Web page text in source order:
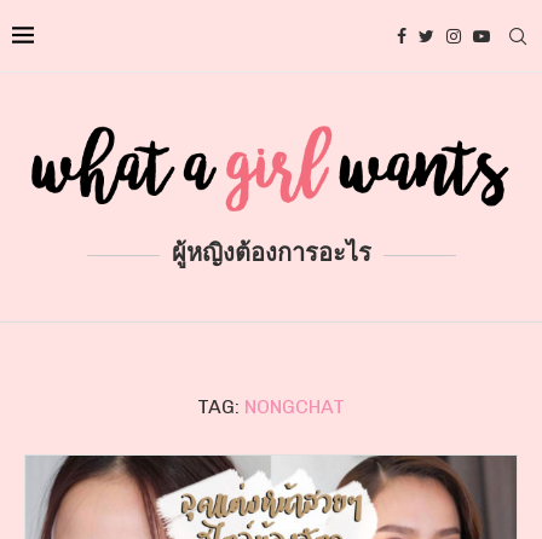
ผู้หญิงต้องการอะไร
TAG: NONGCHAT